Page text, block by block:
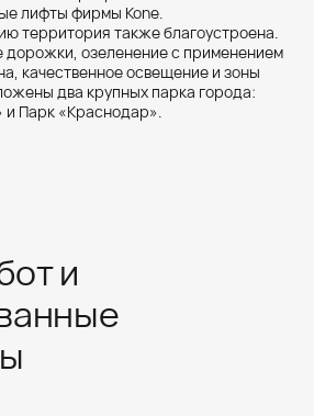
лифты фирмы Kone.
территория также благоустроена.
озеленение с применением
качественное освещение и зоны
два крупных парка города:
и Парк «Краснодар».
и